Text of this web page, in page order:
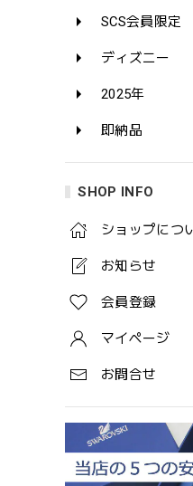
SCS会員限定
ディズニー
2025年
即納品
SHOP INFO
ショップにつ
お知らせ
会員登録
マイページ
お問合せ